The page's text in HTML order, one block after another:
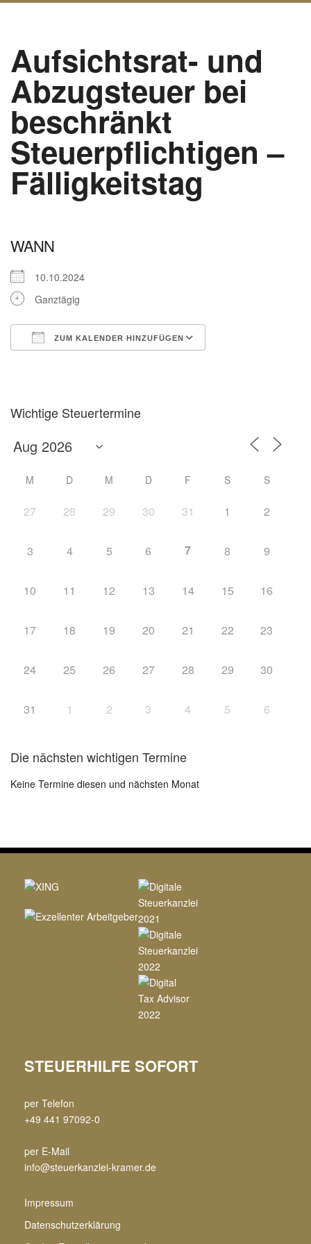
Aufsichtsrat- und
Abzugsteuer bei
beschränkt
Steuerpflichtigen –
Fälligkeitstag
WANN
10.10.2024
Ganztägig
ZUM KALENDER HINZUFÜGEN
Wichtige Steuertermine
M D M D F S S
27 28 29 30 31 1 2
3 4 5 6 7 8 9
10 11 12 13 14 15 16
17 18 19 20 21 22 23
24 25 26 27 28 29 30
31 1 2 3 4 5 6
Die nächsten wichtigen Termine
Keine Termine diesen und nächsten Monat
STEUERHILFE SOFORT
per Telefon
+49 441 97092-0
per E-Mail
info@steuerkanzlei-kramer.de
Impressum
Datenschutzerklärung